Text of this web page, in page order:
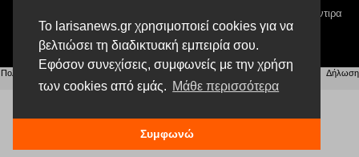
Το larisanews.gr χρησιμοποιεί cookies για να
βελτιώσει τη διαδικτυακή εμπειρία σου.
Εφόσον συνεχίσεις, συμφωνείς με την χρήση
των cookies από εμάς. Μάθε περισσότερα
Συμφωνώ
Παναγιώτης Φιλίππου, Διευθύντρια: Γιαννουσά Βασιλική, Διευθύντιρα
Σύνταξης: Μπαλαμπάνη Βασιλική.
Δικαιούχος domain name Παναγιώτης Φιλίππου
Πολιτική Απορρήτου Αίτηση Διαχείρισης Προσωπικών Δεδομένων |Όροι χρήσης
Δήλωση
Συμμόρφωσης